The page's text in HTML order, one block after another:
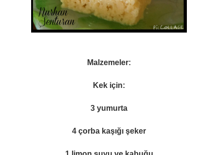
Malzemeler:
Kek için:
3 yumurta
4 çorba kaşığı şeker